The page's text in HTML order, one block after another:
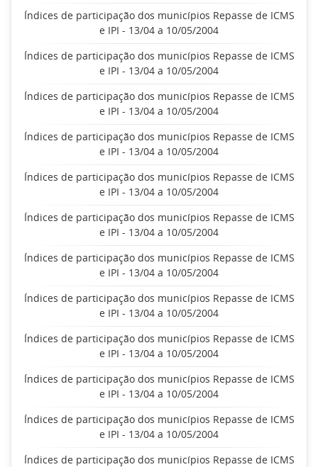
Índices de participação dos municípios Repasse de ICMS
e IPI - 13/04 a 10/05/2004
Índices de participação dos municípios Repasse de ICMS
e IPI - 13/04 a 10/05/2004
Índices de participação dos municípios Repasse de ICMS
e IPI - 13/04 a 10/05/2004
Índices de participação dos municípios Repasse de ICMS
e IPI - 13/04 a 10/05/2004
Índices de participação dos municípios Repasse de ICMS
e IPI - 13/04 a 10/05/2004
Índices de participação dos municípios Repasse de ICMS
e IPI - 13/04 a 10/05/2004
Índices de participação dos municípios Repasse de ICMS
e IPI - 13/04 a 10/05/2004
Índices de participação dos municípios Repasse de ICMS
e IPI - 13/04 a 10/05/2004
Índices de participação dos municípios Repasse de ICMS
e IPI - 13/04 a 10/05/2004
Índices de participação dos municípios Repasse de ICMS
e IPI - 13/04 a 10/05/2004
Índices de participação dos municípios Repasse de ICMS
e IPI - 13/04 a 10/05/2004
Índices de participação dos municípios Repasse de ICMS